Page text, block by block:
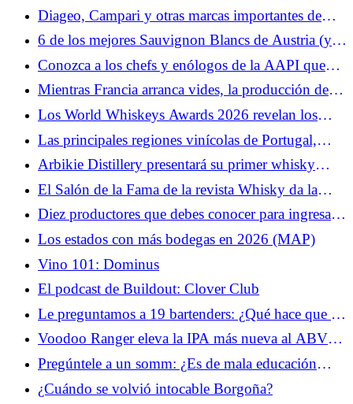
Diageo, Campari y otras marcas importantes de
bebidas espirituosas deben más de 25 millones de
dólares en reembolsos
6 de los mejores Sauvignon Blancs de Austria (y
Eslovenia)
Conozca a los chefs y enólogos de la AAPI que
encabezarán el próximo AAPI Food & Wine:
NYC
Mientras Francia arranca vides, la producción de
vino se expande por Escandinavia
Los World Whiskeys Awards 2026 revelan los
ganadores de la ronda americana
Las principales regiones vinícolas de Portugal,
mapeadas
Arbikie Distillery presentará su primer whisky
escocés de pura malta
El Salón de la Fama de la revista Whisky da la
bienvenida a los últimos miembros
estadounidenses
Diez productores que debes conocer para ingresar
al Cabernet Sauvignon de Napa Valley
Los estados con más bodegas en 2026 (MAP)
Vino 101: Dominus
El podcast de Buildout: Clover Club
Le preguntamos a 19 bartenders: ¿Qué hace que un
bar sea perfecto para la primera cita?
Voodoo Ranger eleva la IPA más nueva al ABV
más alto hasta el momento
Pregúntele a un somm: ¿Es de mala educación
pasar mucho tiempo eligiendo una botella?
¿Cuándo se volvió intocable Borgoña?